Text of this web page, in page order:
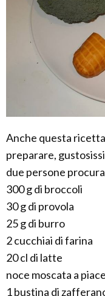
Anche questa
preparare,
due persone
300 g di broccoli
30 g di provola
25 g di burro
2 cucchiai di farina
20 cl di latte
noce moscata a
1 bustina di